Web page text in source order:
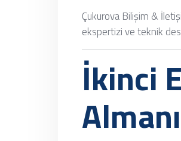
Çukurova Bilişim &
ekspertizi ve teknik
İkinci